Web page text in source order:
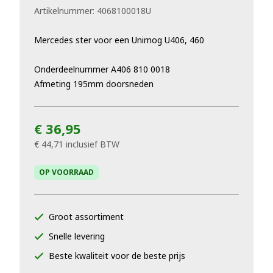
Artikelnummer: 4068100018U
Mercedes ster voor een Unimog U406, 460
Onderdeelnummer A406 810 0018
Afmeting 195mm doorsneden
€ 36,95
€ 44,71 inclusief BTW
OP VOORRAAD
Groot assortiment
Snelle levering
Beste kwaliteit voor de beste prijs